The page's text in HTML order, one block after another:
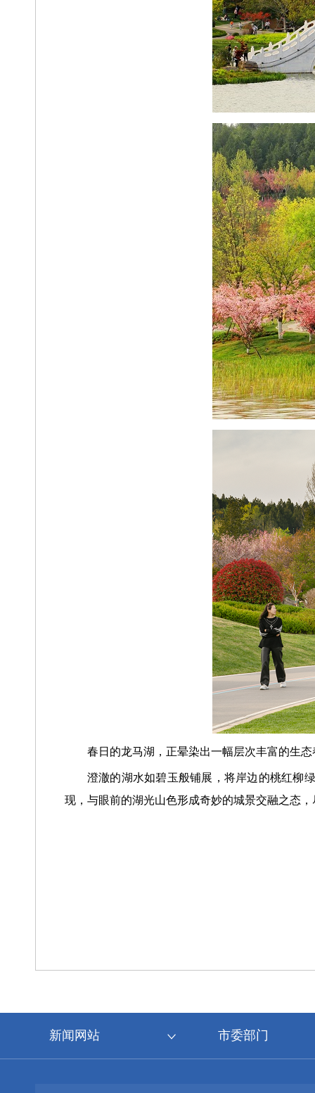
春日的龙马湖，正晕染出一幅层次丰富的生态
澄澈的湖水如碧玉般铺展，将岸边的桃红柳
现，与眼前的湖光山色形成奇妙的城景交融之态
新闻网站 市委部门